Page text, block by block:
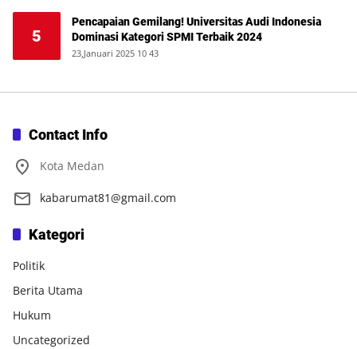
5
Pencapaian Gemilang! Universitas Audi Indonesia
Dominasi Kategori SPMI Terbaik 2024
23,Januari 2025 10 43
Contact Info
Kota Medan
kabarumat81@gmail.com
Kategori
Politik
Berita Utama
Hukum
Uncategorized